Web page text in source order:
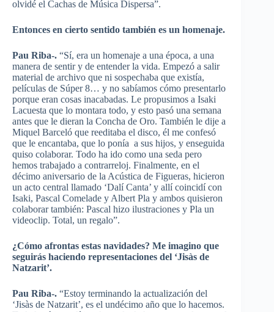
olvidé el Cachas de Música Dispersa”.
Entonces en cierto sentido también es un homenaje.
Pau Riba-. “Sí, era un homenaje a una época, a una
manera de sentir y de entender la vida. Empezó a salir
material de archivo que ni sospechaba que existía,
películas de Súper 8… y no sabíamos cómo presentarlo
porque eran cosas inacabadas. Le propusimos a Isaki
Lacuesta que lo montara todo, y esto pasó una semana
antes que le dieran la Concha de Oro. También le dije a
Miquel Barceló que reeditaba el disco, él me confesó
que le encantaba, que lo ponía a sus hijos, y enseguida
quiso colaborar. Todo ha ido como una seda pero
hemos trabajado a contrarreloj. Finalmente, en el
décimo aniversario de la Acústica de Figueras, hicieron
un acto central llamado ‘Dalí Canta’ y allí coincidí con
Isaki, Pascal Comelade y Albert Pla y ambos quisieron
colaborar también: Pascal hizo ilustraciones y Pla un
videoclip. Total, un regalo”.
¿Cómo afrontas estas navidades? Me imagino que
seguirás haciendo representaciones del ‘Jisàs de
Natzarit’.
Pau Riba-. “Estoy terminando la actualización del
‘Jisàs de Natzarit’, es el undécimo año que lo hacemos.